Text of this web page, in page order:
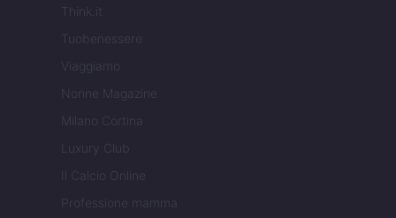
Think.it
Tuobenessere
Viaggiamo
Nonne Magazine
Milano Cortina
Luxury Club
Il Calcio Online
Professione mamma